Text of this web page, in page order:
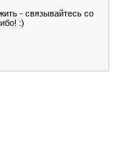
- связывайтесь со
:)